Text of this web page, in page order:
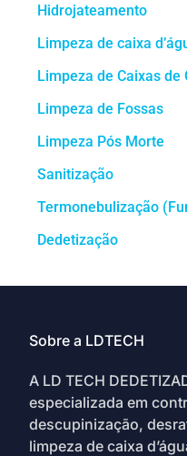
Hidrojateamento
Limpeza de caixa
Limpeza de Caixas
Limpeza de Fossas
Limpeza Pós Morte
Sanitização
Termonebulização
Dedetização
Sobre a LDTECH
A LD TECH
especializada em
descupinização,
limpeza de caixa